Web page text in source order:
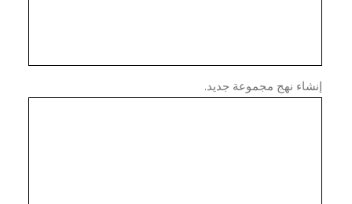
نهج مجموعة جديد.